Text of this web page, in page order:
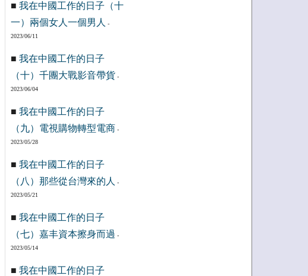
■ 我在中國工作的日子（十
一）兩個女人一個男人
-
2023/06/11
■ 我在中國工作的日子
（十）千團大戰影音帶貨 -
2023/06/04
■ 我在中國工作的日子
（九）電視購物轉型電商 -
2023/05/28
■ 我在中國工作的日子
（八）那些從台灣來的人
-
2023/05/21
■ 我在中國工作的日子
（七）嘉丰資本擦身而過 -
2023/05/14
■ 我在中國工作的日子